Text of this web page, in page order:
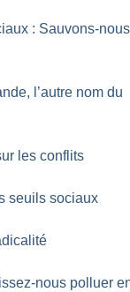
: Sauvons-nous
l’autre nom du
les conflits
seuils sociaux
nous polluer